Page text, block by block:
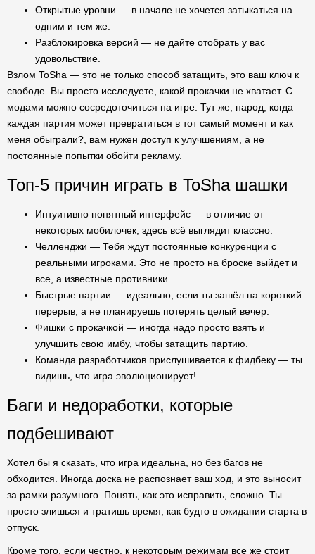
Открытые уровни — в начале не хочется затыкаться на
одним и тем же.
Разблокировка версий — не дайте отобрать у вас
удовольствие.
Взлом ToSha — это не только способ затащить, это ваш ключ к
свободе. Вы просто исследуете, какой прокачки не хватает. С
модами можно сосредоточиться на игре. Тут же, народ, когда
каждая партия может превратиться в тот самый момент и как
меня обыграли?, вам нужен доступ к улучшениям, а не
постоянные попытки обойти рекламу.
Топ-5 причин играть в ToSha шашки
Интуитивно понятный интерфейс — в отличие от
некоторых мобилочек, здесь всё выглядит классно.
Челленджи — Тебя ждут постоянные конкуренции с
реальными игроками. Это не просто на броске выйдет и
все, а известные противники.
Быстрые партии — идеально, если ты зашёл на короткий
перерыв, а не планируешь потерять целый вечер.
Фишки с прокачкой — иногда надо просто взять и
улучшить свою имбу, чтобы затащить партию.
Команда разработчиков прислушивается к фидбеку — ты
видишь, что игра эволюционирует!
Баги и недоработки, которые
подбешивают
Хотел бы я сказать, что игра идеальна, но без багов не
обходится. Иногда доска не распознает ваш ход, и это выносит
за рамки разумного. Понять, как это исправить, сложно. Ты
просто злишься и тратишь время, как будто в ожидании старта в
отпуск.
Кроме того, если честно, к некоторым режимам все же стоит